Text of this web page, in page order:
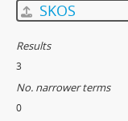
SKOS
Results
3
No. narrower terms
0